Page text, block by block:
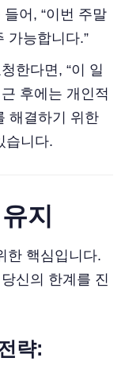
어, “이번 주말
가능합니다.”
한다면, “이 일
후에는 개인적
해결하기 위한
습니다.
지
한 핵심입니다.
신의 한계를 진
략: